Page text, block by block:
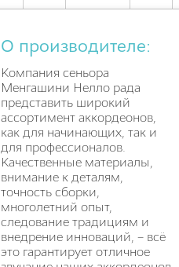
О производителе:
Компания сеньора
Менгашини Нелло рада
представить широкий
ассортимент аккордеонов,
как для начинающих, так и
для профессионалов.
Качественные материалы,
внимание к деталям,
точность сборки,
многолетний опыт,
следование традициям и
внедрение инноваций, – всё
это гарантирует отличное